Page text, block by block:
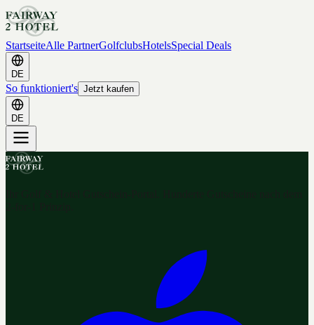
StartseiteAlle PartnerGolfclubsHotelsSpecial Deals
DE
So funktioniert's Jetzt kaufen
DE